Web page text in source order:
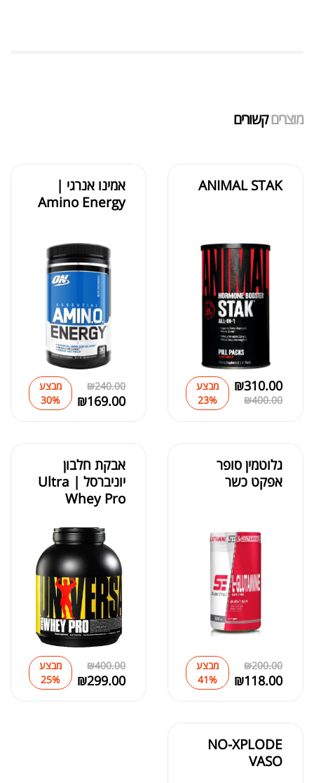
₪ 40.00
20.00
אבקת חלבון הידרוליזט איזולט
500.00
מומיו | שילג'יט ₪330.00
189.00
סרט מדידה מקצועי לגוף ₪60.00
₪ 39.00
₪190.00
₪125.00
מוצריםקשורים
ANIMAL STAK
₪400.00
₪310.00
מבצע
23%
אמינו אנרגי |
Amino Energy
₪240.00
₪169.00
מבצע
30%
גלוטמין סופר
אפקט כשר
₪200.00
₪118.00
מבצע
41%
אבקת חלבון
יוניברסל | Ultra
Whey Pro
₪400.00
₪299.00
מבצע
25%
NO-XPLODE
VASO